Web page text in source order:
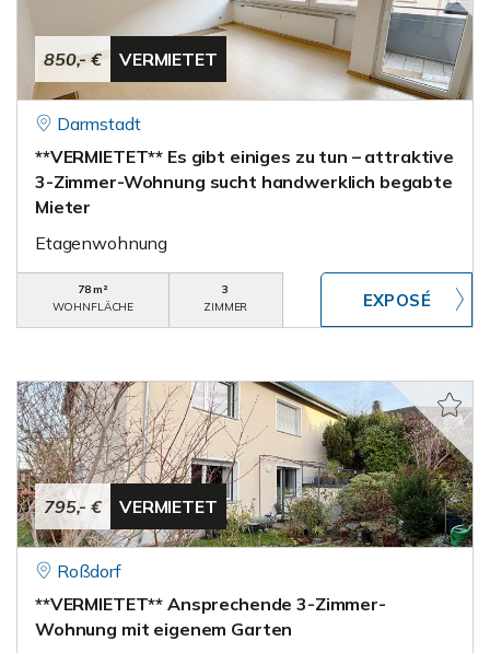
850,- € VERMIETET
Darmstadt
**VERMIETET** Es gibt einiges zu tun – attraktive
3-Zimmer-Wohnung sucht handwerklich begabte
Mieter
Etagenwohnung
78 m²
WOHNFLÄCHE
3
ZIMMER
795,- € VERMIETET
Roßdorf
**VERMIETET** Ansprechende 3-Zimmer-
Wohnung mit eigenem Garten